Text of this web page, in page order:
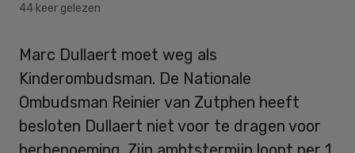
44 keer gelezen
Marc Dullaert moet weg als
Kinderombudsman. De Nationale
Ombudsman Reinier van Zutphen heeft
besloten Dullaert niet voor te dragen voor